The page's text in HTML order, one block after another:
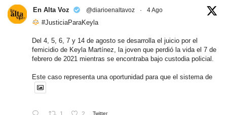
En Alta Voz @diarioenaltavoz · 4 Ago
#JusticiaParaKeyla
Del 4, 5, 6, 7 y 14 de agosto se desarrolla el juicio por el
femicidio de Keyla Martínez, la joven que perdió la vida el 7 de
febrero de 2021 mientras se encontraba bajo custodia policial.
Este caso representa una oportunidad para que el sistema de
Twitter